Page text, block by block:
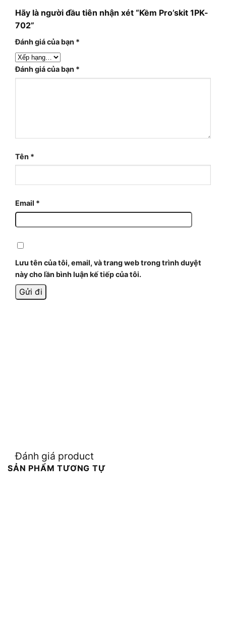
Hãy là người đầu tiên nhận xét “Kềm Pro’skit 1PK-
702”
Đánh giá của bạn *
Đánh giá của bạn *
Tên *
Email *
Lưu tên của tôi, email, và trang web trong trình duyệt
này cho lần bình luận kế tiếp của tôi.
Đánh giá product
SẢN PHẨM TƯƠNG TỰ